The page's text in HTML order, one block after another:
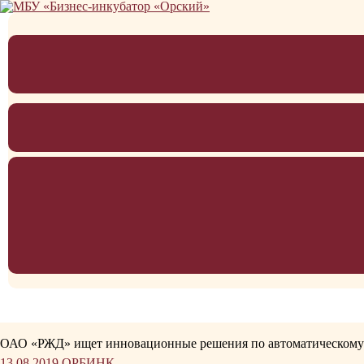
Перейти
ОАО «РЖД» ищет инновационные решения по автоматическому